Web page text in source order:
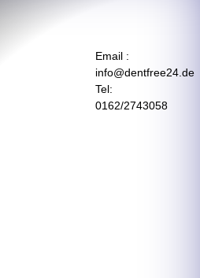
Email :
info@dentfree24.de
Tel:
0162/2743058